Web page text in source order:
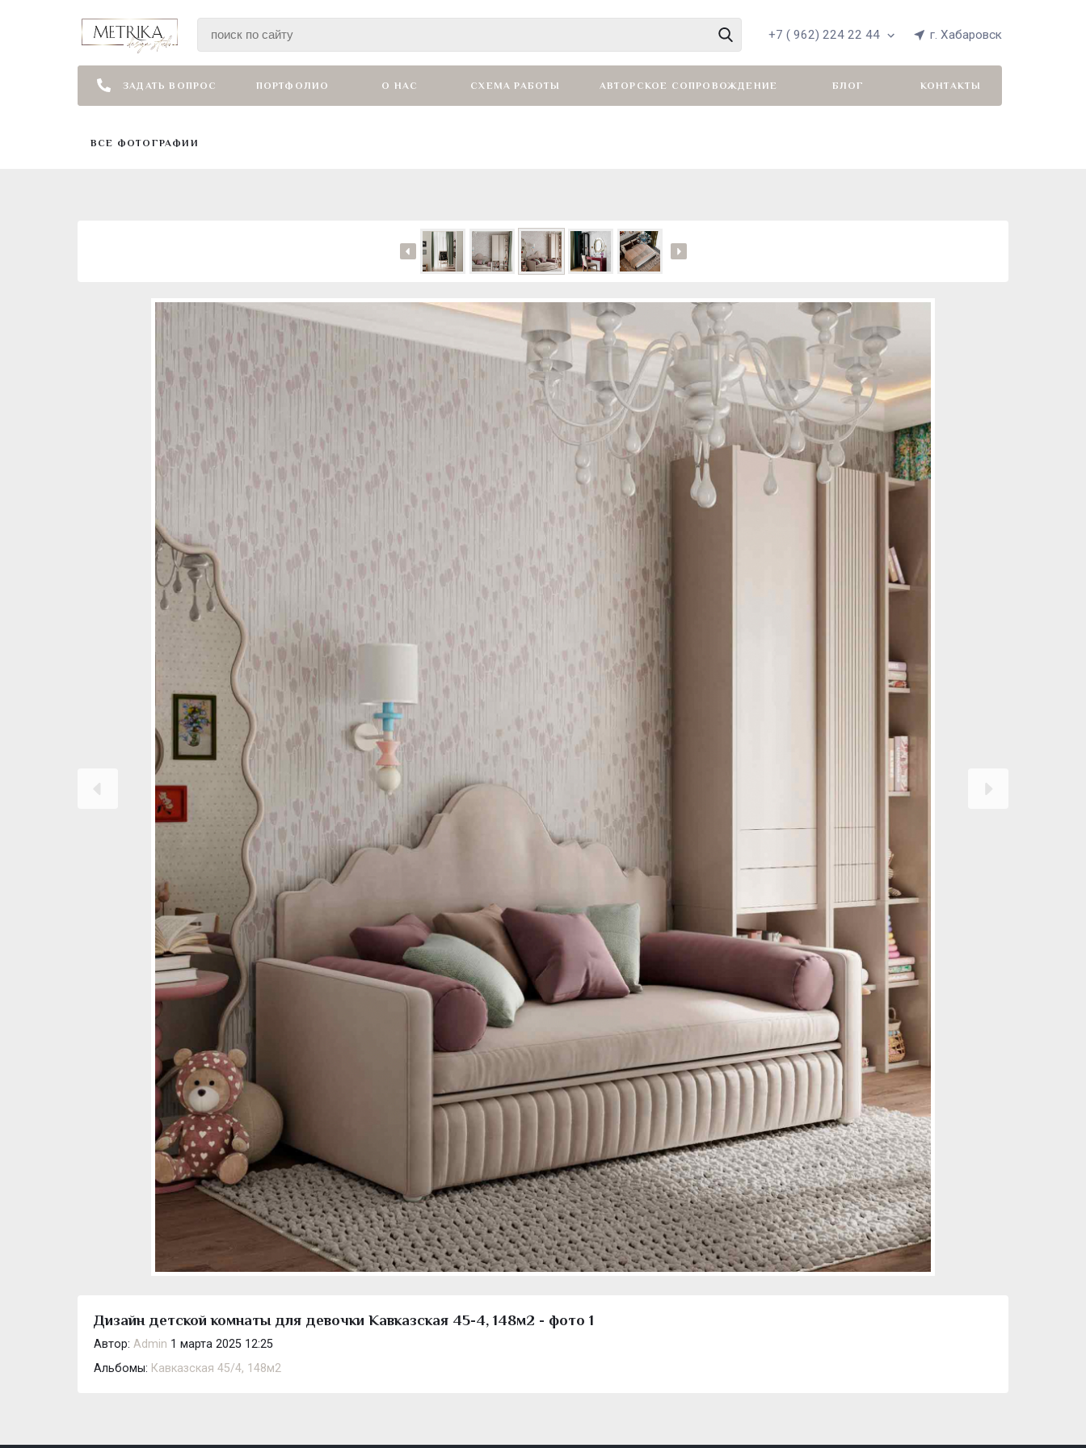
+7 ( 962) 224 22 44 г. Хабаровск
ЗАДАТЬ ВОПРОС ПОРТФОЛИО О НАС СХЕМА РАБОТЫ АВТОРСКОЕ СОПРОВОЖДЕНИЕ БЛОГ КОНТАКТЫ
ВСЕ ФОТОГРАФИИ
Дизайн детской комнаты для девочки Кавказская 45-4, 148м2 - фото 1
Автор: Admin 1 марта 2025 12:25
Альбомы: Кавказская 45/4, 148м2